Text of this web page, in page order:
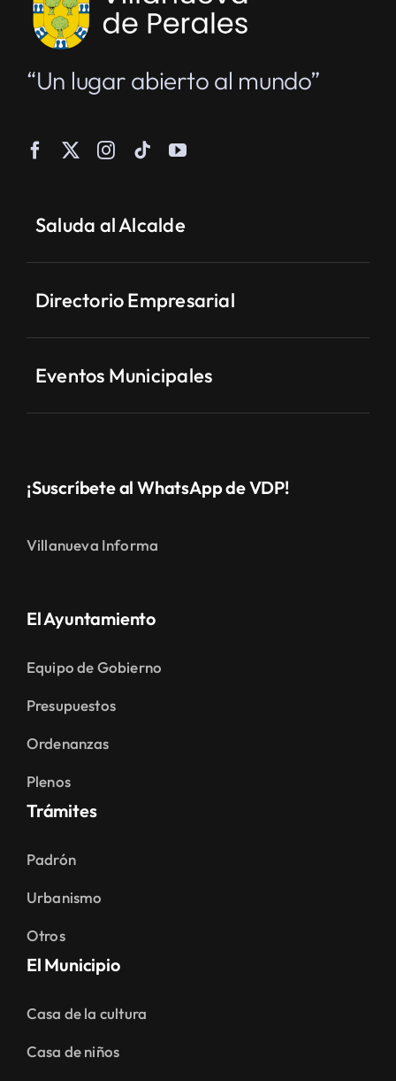
“Un lugar abierto al mundo”
Saluda al Alcalde
Directorio Empresarial
Eventos Municipales
¡Suscríbete al WhatsApp de VDP!
Villanueva Informa
El Ayuntamiento
Equipo de Gobierno
Presupuestos
Ordenanzas
Plenos
Trámites
Padrón
Urbanismo
Otros
El Municipio
Casa de la cultura
Casa de niños